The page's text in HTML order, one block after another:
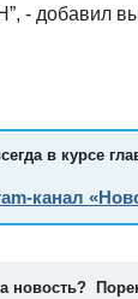
- добавил
в курсе
канал
новость?